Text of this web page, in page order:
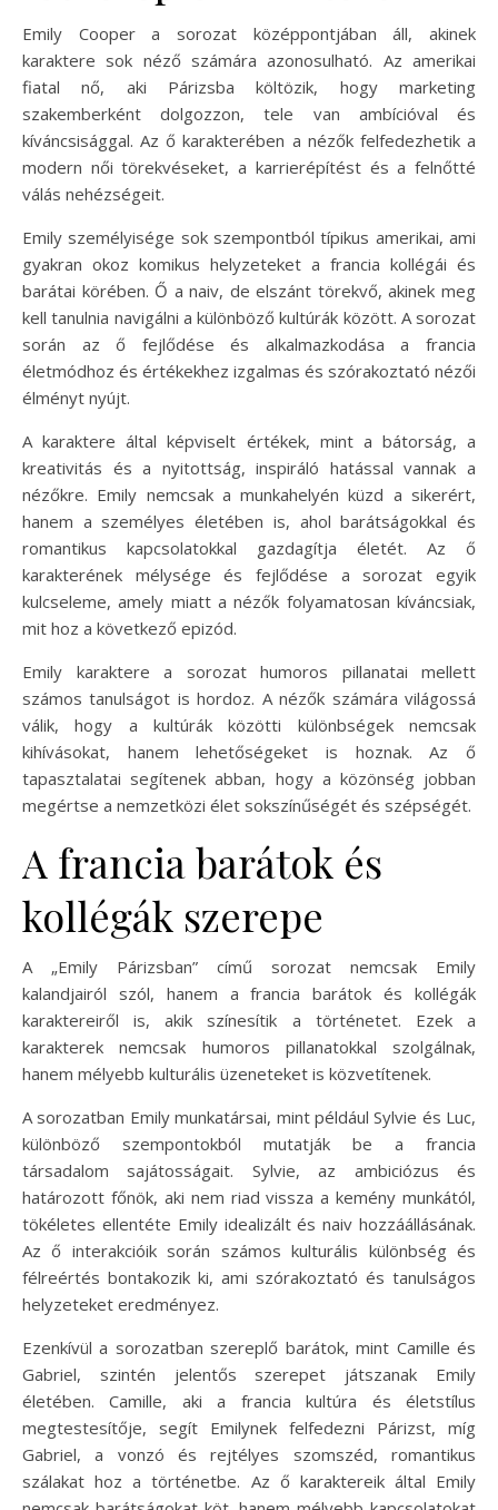
Emily Cooper a sorozat középpontjában áll, akinek
karaktere sok néző számára azonosulható. Az amerikai
fiatal nő, aki Párizsba költözik, hogy marketing
szakemberként dolgozzon, tele van ambícióval és
kíváncsisággal. Az ő karakterében a nézők felfedezhetik a
modern női törekvéseket, a karrierépítést és a felnőtté
válás nehézségeit.
Emily személyisége sok szempontból típikus amerikai, ami
gyakran okoz komikus helyzeteket a francia kollégái és
barátai körében. Ő a naiv, de elszánt törekvő, akinek meg
kell tanulnia navigálni a különböző kultúrák között. A sorozat
során az ő fejlődése és alkalmazkodása a francia
életmódhoz és értékekhez izgalmas és szórakoztató nézői
élményt nyújt.
A karaktere által képviselt értékek, mint a bátorság, a
kreativitás és a nyitottság, inspiráló hatással vannak a
nézőkre. Emily nemcsak a munkahelyén küzd a sikerért,
hanem a személyes életében is, ahol barátságokkal és
romantikus kapcsolatokkal gazdagítja életét. Az ő
karakterének mélysége és fejlődése a sorozat egyik
kulcseleme, amely miatt a nézők folyamatosan kíváncsiak,
mit hoz a következő epizód.
Emily karaktere a sorozat humoros pillanatai mellett
számos tanulságot is hordoz. A nézők számára világossá
válik, hogy a kultúrák közötti különbségek nemcsak
kihívásokat, hanem lehetőségeket is hoznak. Az ő
tapasztalatai segítenek abban, hogy a közönség jobban
megértse a nemzetközi élet sokszínűségét és szépségét.
A francia barátok és
kollégák szerepe
A „Emily Párizsban” című sorozat nemcsak Emily
kalandjairól szól, hanem a francia barátok és kollégák
karaktereiről is, akik színesítik a történetet. Ezek a
karakterek nemcsak humoros pillanatokkal szolgálnak,
hanem mélyebb kulturális üzeneteket is közvetítenek.
A sorozatban Emily munkatársai, mint például Sylvie és Luc,
különböző szempontokból mutatják be a francia
társadalom sajátosságait. Sylvie, az ambiciózus és
határozott főnök, aki nem riad vissza a kemény munkától,
tökéletes ellentéte Emily idealizált és naiv hozzáállásának.
Az ő interakcióik során számos kulturális különbség és
félreértés bontakozik ki, ami szórakoztató és tanulságos
helyzeteket eredményez.
Ezenkívül a sorozatban szereplő barátok, mint Camille és
Gabriel, szintén jelentős szerepet játszanak Emily
életében. Camille, aki a francia kultúra és életstílus
megtestesítője, segít Emilynek felfedezni Párizst, míg
Gabriel, a vonzó és rejtélyes szomszéd, romantikus
szálakat hoz a történetbe. Az ő karaktereik által Emily